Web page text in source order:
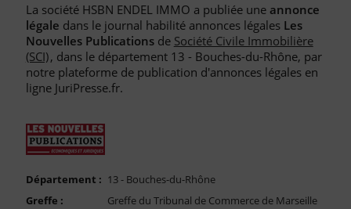
Départements pour la Publication d'Annonces Légales
Liste des Greffes
Liste des CCI
FAQ
Compte PRO
La société HSBN ENDEL IMMO a publiée une annonce
légale dans le journal habilité annonces légales Les
Nouvelles Publicationsde Société Civile Immobilière
(SCI), dans le département 13 - Bouches-du-Rhône, par
notre plateforme de publication d'annonces légales en
ligne JuriPresse.fr.
Département : 13 - Bouches-du-Rhône
Greffe :
Greffe du Tribunal de Commerce de Marseille